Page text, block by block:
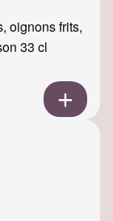
oignons frits,
33 cl